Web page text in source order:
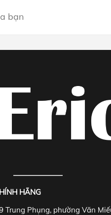
HÃNG
Trung Phụng, phường Văn